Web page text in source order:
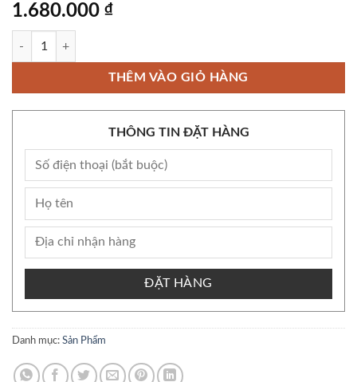
1.680.000 ₫
Kẹo Sâm Hamer Mỹ Chính Hãng (Mẫu Mới 2025 - Mạnh Hơn 30%) số
THÊM VÀO GIỎ HÀNG
THÔNG TIN ĐẶT HÀNG
ĐẶT HÀNG
Danh mục: Sản Phẩm